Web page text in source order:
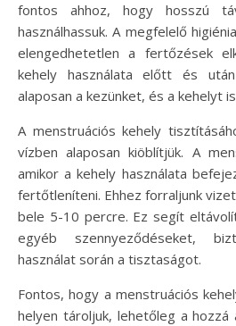
fontos ahhoz, hogy hosszú
használhassuk. A megfelelő
elengedhetetlen a fertőzések
kehely használata előtt és
alaposan a kezünket, és a kehelyt
A menstruációs kehely
vízben alaposan kiöblítjük. A
amikor a kehely használata
fertőtleníteni. Ehhez forraljunk
bele 5-10 percre. Ez segít
egyéb szennyeződéseket,
használat során a tisztaságot.
Fontos, hogy a menstruációs
helyen tároljuk, lehetőleg a